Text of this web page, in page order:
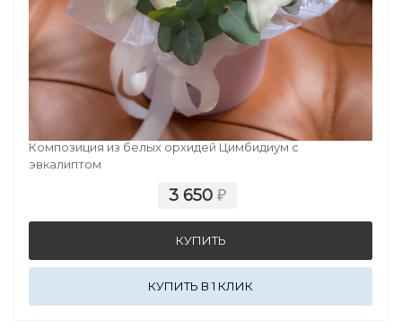
АОСТА
Композиция из белых орхидей Цимбидиум с
эвкалиптом
3 650 ₽
КУПИТЬ В 1 КЛИК